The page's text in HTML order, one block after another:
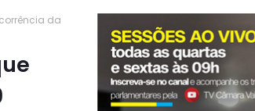
da